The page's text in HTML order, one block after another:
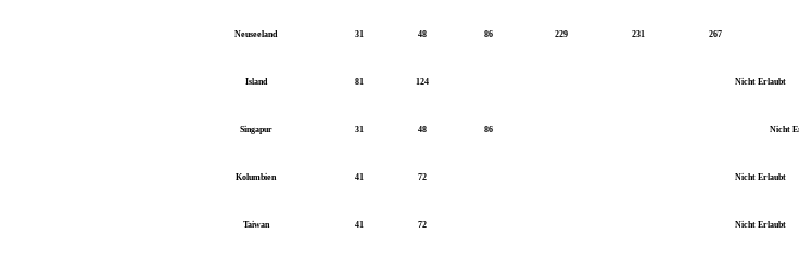
Neuseeland 31 48 86 229 231 267
Island 81 124 Nicht Erlaubt
Singapur 31 48 86 Nicht
Kolumbien 41 72 Nicht Erlaubt
Taiwan 41 72 Nicht Erlaubt